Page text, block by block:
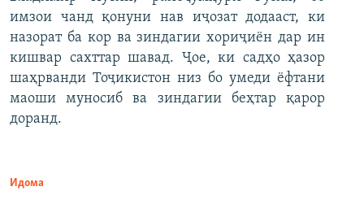
имзои чанд қонуни нав иҷозат додааст, ки
назорат ба кор ва зиндагии хориҷиён дар ин
кишвар сахттар шавад. Ҷое, ки садҳо ҳазор
шаҳрванди Тоҷикистон низ бо умеди ёфтани
маоши муносиб ва зиндагии беҳтар қарор
доранд.
Идома